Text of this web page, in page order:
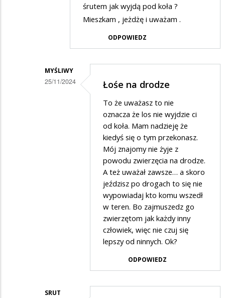
odpowiedzi
śrutem jak wyjdą pod koła ?
Mieszkam , jeżdżę i uważam .
ODPOWIEDZ
MYŚLIWY
25/11/2024 Łośe na drodze
To że uważasz to nie
oznacza że los nie wyjdzie ci
od koła. Mam nadzieję że
kiedyś się o tym przekonasz.
Mój znajomy nie żyje z
powodu zwierzęcia na drodze.
A też uważał zawsze… a skoro
jeździsz po drogach to się nie
wypowiadaj kto komu wszedł
w teren. Bo zajmuszedz go
zwierzętom jak każdy inny
człowiek, więc nie czuj się
lepszy od ninnych. Ok?
ODPOWIEDZ
SRUT